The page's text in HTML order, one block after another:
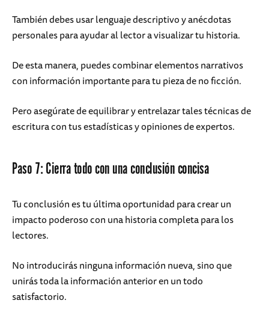
También debes usar lenguaje descriptivo y anécdotas
personales para ayudar al lector a visualizar tu historia.
De esta manera, puedes combinar elementos narrativos
con información importante para tu pieza de no ficción.
Pero asegúrate de equilibrar y entrelazar tales técnicas de
escritura con tus estadísticas y opiniones de expertos.
Paso 7: Cierra todo con una conclusión concisa
Tu conclusión es tu última oportunidad para crear un
impacto poderoso con una historia completa para los
lectores.
No introducirás ninguna información nueva, sino que
unirás toda la información anterior en un todo
satisfactorio.